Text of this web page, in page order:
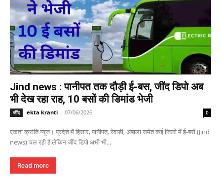
Jind news : पानीपत तक दौड़ी ई-बस, जींद डिपो अब
भी देख रहा राह, 10 बसों की डिमांड भेजी
जींद ekta kranti - 07/06/2026 0
एकता क्रांति न्यूज। प्रदेश में हिसार, पानीपत, रेवाड़ी, अंबाला समेत कई जिलों में ई-बसें (Jind
news) चल रही हैं लेकिन जींद डिपो अभी भी...
Read more